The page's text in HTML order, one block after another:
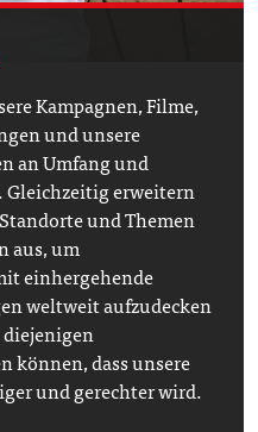
Kampagnen, Filme,
und unsere
an Umfang und
erweitern
und Themen
aus, um
einhergehende
weltweit aufzudecken
diejenigen
können, dass unsere
und gerechter wird.